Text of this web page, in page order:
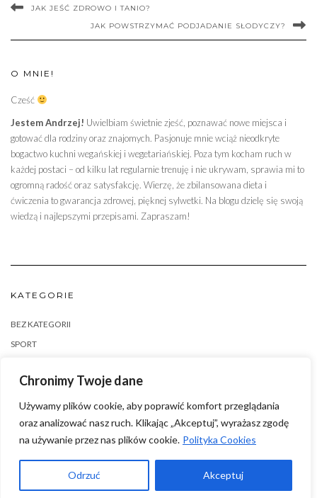
Chronimy Twoje dane
Używamy plików cookie, aby poprawić komfort przeglądania
oraz analizować nasz ruch. Klikając „Akceptuj”, wyrażasz zgodę
na używanie przez nas plików cookie. Polityka Cookies
Odrzuć Akceptuj
JAK JEŚĆ ZDROWO I TANIO?
JAK POWSTRZYMAĆ PODJADANIE SŁODYCZY?
O MNIE!
Cześć
Jestem Andrzej! Uwielbiam świetnie zjeść, poznawać nowe miejsca i
gotować dla rodziny oraz znajomych. Pasjonuje mnie wciąż nieodkryte
bogactwo kuchni wegańskiej i wegetariańskiej. Poza tym kocham ruch w
każdej postaci – od kilku lat regularnie trenuję i nie ukrywam, sprawia mi to
ogromną radość oraz satysfakcję. Wierzę, że zbilansowana dieta i
ćwiczenia to gwarancja zdrowej, pięknej sylwetki. Na blogu dzielę się swoją
wiedzą i najlepszymi przepisami. Zapraszam!
KATEGORIE
BEZ KATEGORII
SPORT